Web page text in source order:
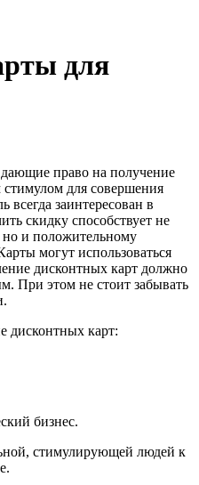
для
право на получение
для совершения
заинтересован в
скидку способствует не
и положительному
могут использоваться
дисконтных карт должно
При этом не стоит забывать
дисконтных карт:
бизнес.
стимулирующей людей к